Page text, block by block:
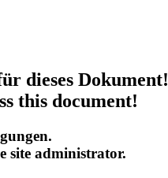
dieses Dokument!
this document!
site administrator.